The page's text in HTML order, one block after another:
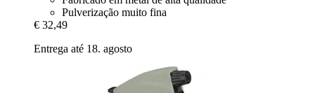
Pulverização muito fina
€ 32,49
Entrega até 18. agosto